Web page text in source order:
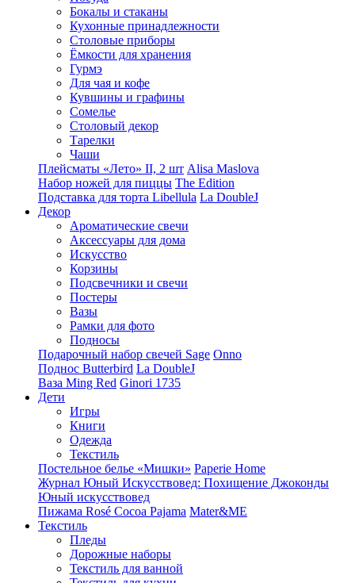
Бокалы и стаканы
Кухонные принадлежности
Столовые приборы
Ëмкости для хранения
Гурмэ
Для чая и кофе
Кувшины и графины
Сомелье
Столовый декор
Тарелки
Чаши
Плейсматы «Лето» II, 2 шт Alisa Maslova
Набор ножей для пиццы The Edition
Подставка для торта Libellula La DoubleJ
Декор
Ароматические свечи
Аксессуары для дома
Искусство
Корзины
Подсвечники и свечи
Постеры
Вазы
Рамки для фото
Подносы
Подарочный набор свечей Sage Onno
Поднос Butterbird La DoubleJ
Ваза Ming Red Ginori 1735
Дети
Игры
Книги
Одежда
Текстиль
Постельное белье «Мишки» Paperie Home
Журнал Юный Искусствовед: Похищение Джоконды
Юный искусствовед
Пижама Rosé Cocoa Pajama Mater&ME
Текстиль
Пледы
Дорожные наборы
Текстиль для ванной